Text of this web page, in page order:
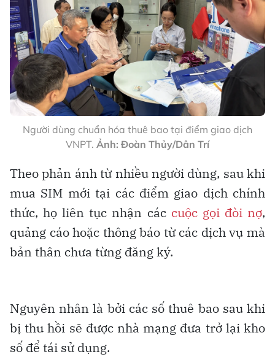
Người dùng chuẩn hóa thuê bao tại điểm giao dịch
VNPT. Ảnh: Đoàn Thủy/Dân Trí
Theo phản ánh từ nhiều người dùng, sau khi
mua SIM mới tại các điểm giao dịch chính
thức, họ liên tục nhận các cuộc gọi đòi nợ,
quảng cáo hoặc thông báo từ các dịch vụ mà
bản thân chưa từng đăng ký.
Nguyên nhân là bởi các số thuê bao sau khi
bị thu hồi sẽ được nhà mạng đưa trở lại kho
số để tái sử dụng.